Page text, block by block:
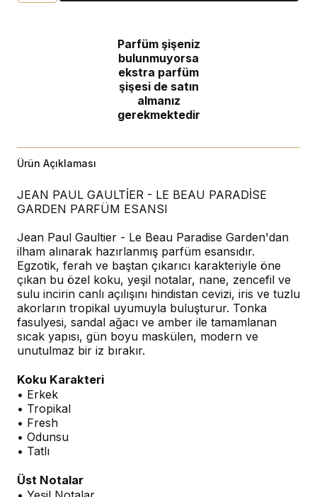
Parfüm şişeniz
bulunmuyorsa
ekstra parfüm
şişesi de satın
almanız
gerekmektedir
Ürün Açıklaması
JEAN PAUL GAULTİER - LE BEAU PARADİSE
GARDEN PARFÜM ESANSI
Jean Paul Gaultier - Le Beau Paradise Garden'dan
ilham alınarak hazırlanmış parfüm esansıdır.
Egzotik, ferah ve baştan çıkarıcı karakteriyle öne
çıkan bu özel koku, yeşil notalar, nane, zencefil ve
sulu incirin canlı açılışını hindistan cevizi, iris ve tuzlu
akorların tropikal uyumuyla buluşturur. Tonka
fasulyesi, sandal ağacı ve amber ile tamamlanan
sıcak yapısı, gün boyu maskülen, modern ve
unutulmaz bir iz bırakır.
Koku Karakteri
• Erkek
• Tropikal
• Fresh
• Odunsu
• Tatlı
Üst Notalar